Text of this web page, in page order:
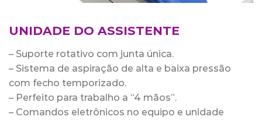
UNIDADE DO ASSISTENTE
– Suporte rotativo com junta única.
– Sistema de aspiração de alta e baixa pressão
com fecho temporizado.
– Perfeito para trabalho a “4 mãos”.
– Comandos eletrônicos no equipo e unidade